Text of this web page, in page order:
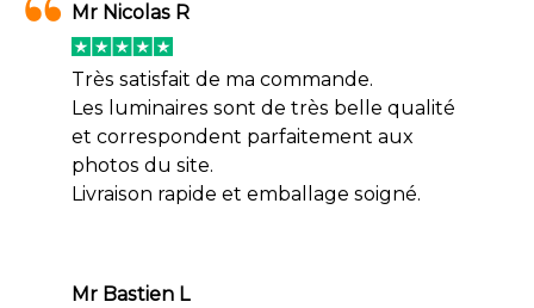
Mr Nicolas R
Très satisfait de ma commande.
Les luminaires sont de très belle qualité
et correspondent parfaitement aux
photos du site.
Livraison rapide et emballage soigné.
Mr Bastien L